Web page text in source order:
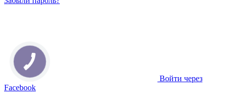
Войти через
Facebook